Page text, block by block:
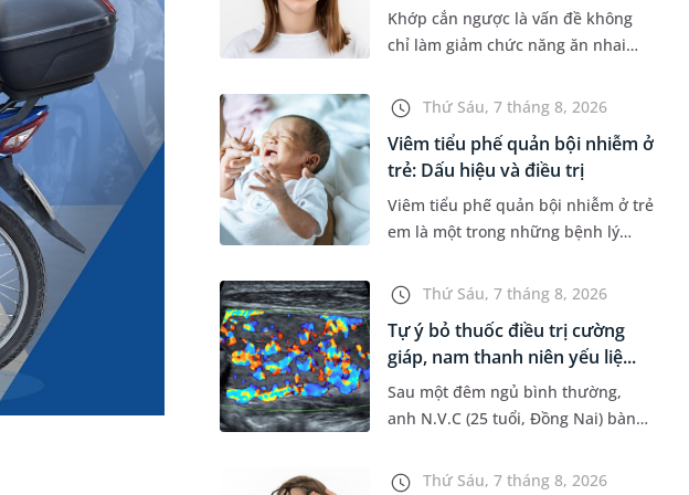
Khớp cắn ngược là vấn đề không
chỉ làm giảm chức năng ăn nhai
đối của khuôn mặt. Do đó, cần khắc
phục sớm tình trạng này để...
Thứ Sáu, 7 tháng 8, 2026
Viêm tiểu phế quản bội nhiễm ở
trẻ: Dấu hiệu và điều trị
Viêm tiểu phế quản bội nhiễm ở trẻ
em là một trong những bệnh lý
bùng phát vào thời điểm giao mùa.
Khi những tổn thương ban đầ...
Thứ Sáu, 7 tháng 8, 2026
Tự ý bỏ thuốc điều trị cường
giáp, nam thanh niên yếu liệ...
Sau một đêm ngủ bình thường,
anh N.V.C (25 tuổi, Đồng Nai) bàng
không thể vận động đi lại được. Kết
Thứ Sáu, 7 tháng 8, 2026